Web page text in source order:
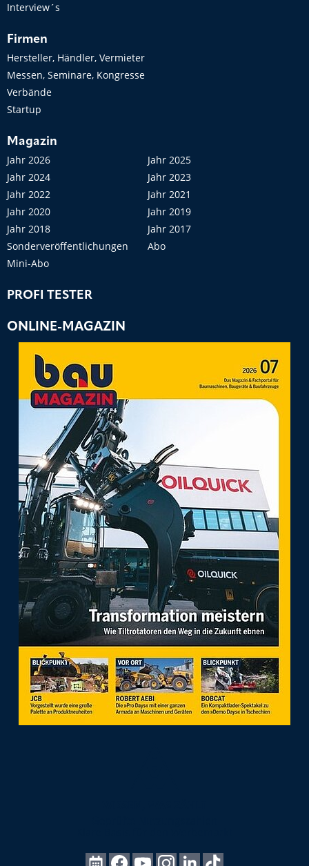
Interview´s
Firmen
Hersteller, Händler, Vermieter
Messen, Seminare, Kongresse
Verbände
Startup
Magazin
Jahr 2026
Jahr 2025
Jahr 2024
Jahr 2023
Jahr 2022
Jahr 2021
Jahr 2020
Jahr 2019
Jahr 2018
Jahr 2017
Sonderveröffentlichungen
Abo
Mini-Abo
PROFI TESTER
ONLINE-MAGAZIN